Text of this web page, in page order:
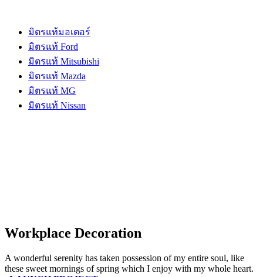
มิตรแท้มอเตอร์
มิตรแท้ Ford
มิตรแท้ Mitsubishi
มิตรแท้ Mazda
มิตรแท้ MG
มิตรแท้ Nissan
Workplace Decoration
A wonderful serenity has taken possession of my entire soul, like
these sweet mornings of spring which I enjoy with my whole heart.